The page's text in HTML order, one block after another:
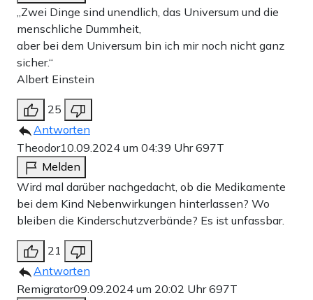
„Zwei Dinge sind unendlich, das Universum und die
menschliche Dummheit,
aber bei dem Universum bin ich mir noch nicht ganz
sicher.“
Albert Einstein
25
Antworten
Theodor10.09.2024 um 04:39 Uhr697T
Melden
Wird mal darüber nachgedacht, ob die Medikamente
bei dem Kind Nebenwirkungen hinterlassen? Wo
bleiben die Kinderschutzverbände? Es ist unfassbar.
21
Antworten
Remigrator09.09.2024 um 20:02 Uhr697T